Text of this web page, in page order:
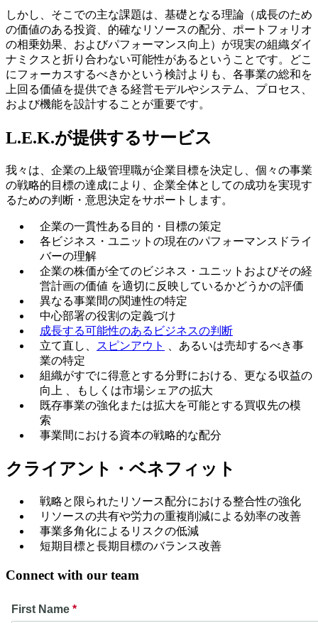
しかし、そこでの主な課題は、基礎となる理論（成長のため
の価値のある投資、的確なリソースの配分、ポートフォリオ
の相乗効果、およびパフォーマンス向上）が現実の組織ダイ
ナミクスと折り合わない可能性があるということです。どこ
にフォーカスするべきかという検討よりも、各事業の総和を
上回る価値を提供できる経営モデルやシステム、プロセス、
および機能を設計することが重要です。
L.E.K.が提供するサービス
我々は、企業の上級管理職が企業目標を決定し、個々の事業
の戦略的目標の達成により、企業全体としての成功を実現す
るための判断・意思決定をサポートします。
企業の一貫性ある目的・目標の策定
各ビジネス・ユニットの現在のパフォーマンスドライ
バーの理解
企業の株価が全てのビジネス・ユニットおよびその経
営計画の価値 を適切に反映しているかどうかの評価
異なる事業間の関連性の特定
中心部署の役割の定義づけ
成長する可能性のあるビジネスの判断
立て直し、
スピンアウト
、あるいは売却するべき事
業の特定
組織がすでに得意とする分野における、更なる収益の
向上 、もしくは市場シェアの拡大
既存事業の強化または拡大を可能とする買収先の模
索
事業間における資本の戦略的な配分
クライアント・ベネフィット
戦略と限られたリソース配分における整合性の強化
リソースの共有や労力の重複削減による効率の改善
事業多角化によるリスクの低減
短期目標と長期目標のバランス改善
Connect with our team